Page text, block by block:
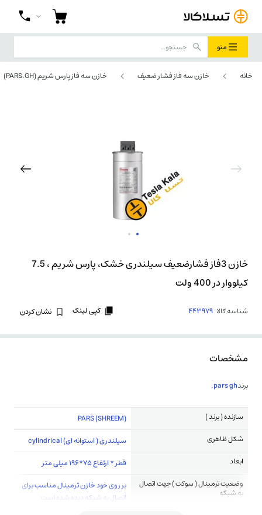
منو
خانه خازن سه فاز فشار ضعیف خازن سه فاز پارس شریم (PARS.GH)
خازن 3فاز فشارضعیف سیلندری خشک، پارس شریم ، 7.5
کیلووار در 400 ولت
شناسه کالا 443979 کپی لینک نشان کردن
مشخصات
برندpars gh.
سازنده ( برند )
(PARS (SHREEM
شکل ظاهری
سیلندری ( استوانه ای) cylindrical
ابعاد
قطر * ارتفاع 75*196 میلی متر
وضعیت ترمینال ( سوکت ) جهت اتصال
به شبکه
بر روی خود خازن ترمینال مناسب برای
اتصال به شبکه دیده شده است